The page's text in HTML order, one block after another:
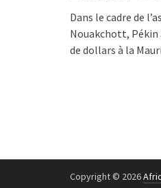
Dans le cadre de
Nouakchott,
de dollars à la
Copyright © 2026